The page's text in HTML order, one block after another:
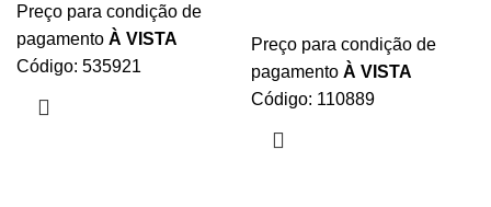
Preço para condição de
pagamento À VISTA
Código: 535921
Preço para condição de
pagamento À VISTA
Código: 110889